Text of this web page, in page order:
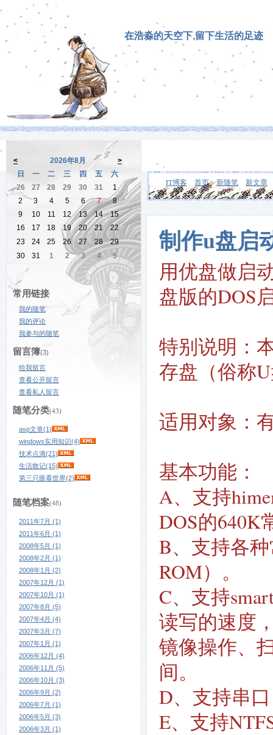
在浩淼的天空下,留下生活的足迹
IT博客 首页 新随笔 新文章
< 2026年8月
>
日
一 二 三 四 五
六
26
27 28 29 30 31
1
2
3 4 5 6 7
8
9
10 11 12 13 14
15
16
17 18 19 20 21
22
23
24 25 26 27 28
29
30
31 1 2 3 4 5
常用链接
我的随笔
我的评论
我参与的随笔
留言簿(3)
给我留言
查看公开留言
查看私人留言
随笔分类(43)
asp文章(1)
windows实用知识(4)
技术点滴(21)
生活散记(15)
第三只眼看世界(2)
随笔档案(48)
2011年7月 (1)
2011年6月 (1)
2008年5月 (1)
2008年2月 (1)
2008年1月 (2)
2007年12月 (1)
2007年10月 (1)
2007年8月 (5)
2007年4月 (4)
2007年3月 (7)
2007年1月 (1)
2006年12月 (4)
2006年11月 (5)
2006年10月 (3)
2006年9月 (2)
2006年7月 (1)
2006年5月 (3)
2006年3月 (1)
制作u盘启
用优盘做启
盘版的DOS
特别说明：
存盘（俗称
适用对象：
基本功能：
A、支持
DOS的640K
B、支持各
ROM）。
C、支持
读写的速度
镜像操作、
间。
D、支持串
E、支持